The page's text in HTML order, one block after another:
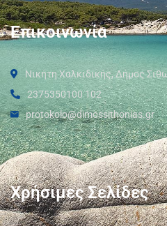
Επικοινωνία
Νικήτη Χαλκιδικής, Δήμος
2375350100 102
protokolo@dimossithonias.gr
Χρήσιμες Σελίδες